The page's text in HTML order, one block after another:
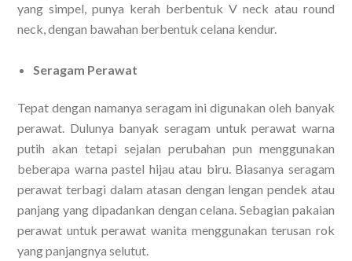
yang simpel, punya kerah berbentuk V neck atau round
neck, dengan bawahan berbentuk celana kendur.
Seragam Perawat
Tepat dengan namanya seragam ini digunakan oleh banyak
perawat. Dulunya banyak seragam untuk perawat warna
putih akan tetapi sejalan perubahan pun menggunakan
beberapa warna pastel hijau atau biru. Biasanya seragam
perawat terbagi dalam atasan dengan lengan pendek atau
panjang yang dipadankan dengan celana. Sebagian pakaian
perawat untuk perawat wanita menggunakan terusan rok
yang panjangnya selutut.